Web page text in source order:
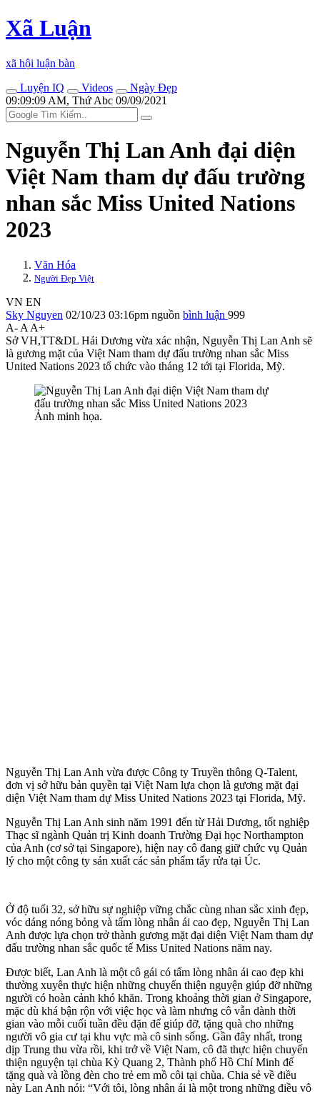
Xã Luận
xã hội luận bàn
Luyện IQ
Videos
Ngày Đẹp
09:09:09 AM, Thứ Abc 09/09/2021
Nguyễn Thị Lan Anh đại diện
Việt Nam tham dự đấu trường
nhan sắc Miss United Nations
2023
Văn Hóa
Người Đẹp Việt
VN EN
Sky Nguyen 02/10/23 03:16pm nguồn bình luận 999
A- A A+
Sở VH,TT&DL Hải Dương vừa xác nhận, Nguyễn Thị Lan Anh sẽ
là gương mặt của Việt Nam tham dự đấu trường nhan sắc Miss
United Nations 2023 tổ chức vào tháng 12 tới tại Florida, Mỹ.
Ảnh minh họa.
Nguyễn Thị Lan Anh vừa được Công ty Truyền thông Q-Talent,
đơn vị sở hữu bản quyền tại Việt Nam lựa chọn là gương mặt đại
diện Việt Nam tham dự Miss United Nations 2023 tại Florida, Mỹ.
Nguyễn Thị Lan Anh sinh năm 1991 đến từ Hải Dương, tốt nghiệp
Thạc sĩ ngành Quản trị Kinh doanh Trường Đại học Northampton
của Anh (cơ sở tại Singapore), hiện nay cô đang giữ chức vụ Quản
lý cho một công ty sản xuất các sản phẩm tẩy rửa tại Úc.
Ở độ tuổi 32, sở hữu sự nghiệp vững chắc cùng nhan sắc xinh đẹp,
vóc dáng nóng bỏng và tấm lòng nhân ái cao đẹp, Nguyễn Thị Lan
Anh được lựa chọn trở thành gương mặt đại diện Việt Nam tham dự
đấu trường nhan sắc quốc tế Miss United Nations năm nay.
Được biết, Lan Anh là một cô gái có tấm lòng nhân ái cao đẹp khi
thường xuyên thực hiện những chuyến thiện nguyện giúp đỡ những
người có hoàn cảnh khó khăn. Trong khoảng thời gian ở Singapore,
mặc dù khá bận rộn với việc học và làm nhưng cô vẫn dành thời
gian vào mỗi cuối tuần đều đặn để giúp đỡ, tặng quà cho những
người vô gia cư tại khu vực mà cô sinh sống. Gần đây nhất, trong
dịp Trung thu vừa rồi, khi trở về Việt Nam, cô đã thực hiện chuyến
thiện nguyện tại chùa Kỳ Quang 2, Thành phố Hồ Chí Minh để
tặng quà và lồng đèn cho trẻ em mồ côi tại chùa. Chia sẻ về điều
này Lan Anh nói: “Với tôi, lòng nhân ái là một trong những điều vô